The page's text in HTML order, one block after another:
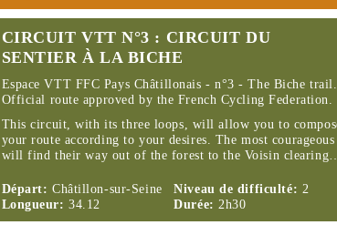
CIRCUIT VTT N°3 : CIRCUIT DU
SENTIER À LA BICHE
Espace VTT FFC Pays Châtillonais - n°3 - The Biche trail.
Official route approved by the French Cycling Federation.
This circuit, with its three loops, will allow you to
your route according to your desires. The most courageous
will find their way out of the forest to the Voisin clearing…
Départ:Châtillon-sur-Seine Niveau de difficulté: 2
Longueur:34.12 Durée: 2h30